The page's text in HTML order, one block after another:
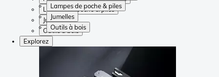
Lampes de poche & piles
Jumelles
Outils à bois
Lampes de poche & piles
Jumelles
Outils à bois
Explorez